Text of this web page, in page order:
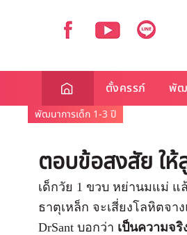
ตั้งครรภ์ พัฒ
พัฒนาการเด็ก 1-3 ปี
ตอบข้อสงสัย ให้
เด็กวัย 1 ขวบ หย่านมแม่ แ
ธาตุเหล็ก จะเสี่ยงโลหิตจ
DrSant บอกว่า เป็นความจ